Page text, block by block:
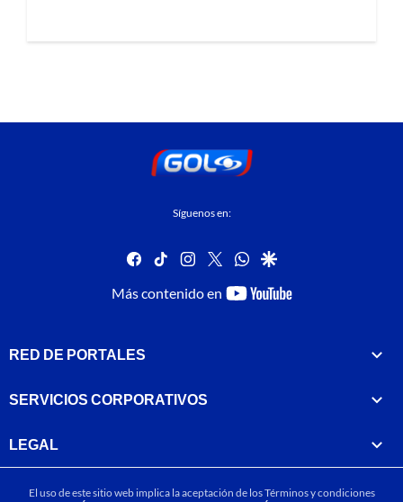
Síguenos en:
facebook
tiktok instagram
twitterwhatsapp
google
Más contenido en
youtube-
RED DE PORTALES
SERVICIOS CORPORATIVOS
LEGAL
El uso de este sitio web implica la aceptación de losTérminos y condiciones